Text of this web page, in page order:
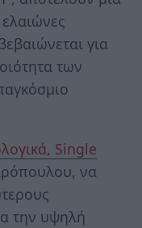
για
των
Single
να
την υψηλή